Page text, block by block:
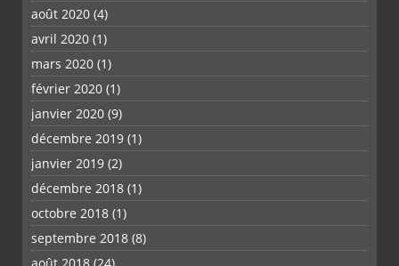
août 2020 (4)
avril 2020 (1)
mars 2020 (1)
février 2020 (1)
janvier 2020 (9)
décembre 2019 (1)
janvier 2019 (2)
décembre 2018 (1)
octobre 2018 (1)
septembre 2018 (8)
août 2018 (24)